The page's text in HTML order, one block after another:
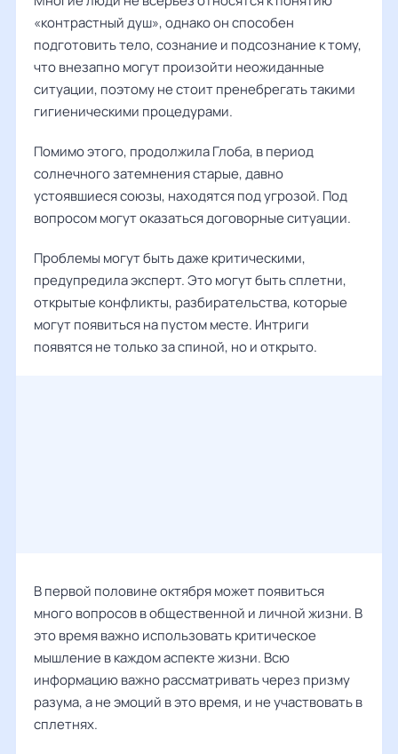
«контрастный душ», однако он способен
подготовить тело, сознание и подсознание к тому,
что внезапно могут произойти неожиданные
ситуации, поэтому не стоит пренебрегать такими
гигиеническими процедурами.
Помимо этого, продолжилаГлоба, в период
солнечного затемнения старые, давно
устоявшиеся союзы, находятся под угрозой. Под
вопросом могут оказаться договорные ситуации.
Проблемы могут быть даже критическими,
предупредила эксперт. Это могут быть сплетни,
открытые конфликты, разбирательства, которые
могут появиться на пустом месте. Интриги
появятся не только за спиной, но и открыто.
В первой половине октября может появиться
много вопросов в общественной и личной жизни. В
это время важно использовать критическое
мышление в каждом аспекте жизни. Всю
информацию важно рассматривать через призму
разума, а не эмоций в это время, и не участвовать в
сплетнях.